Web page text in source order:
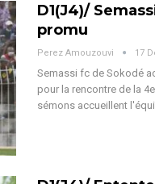
D1(J4)/
promu
Perez Amouzouvi 17
Semassi fc de Sokodé
pour la rencontre de la
sémons accueillent